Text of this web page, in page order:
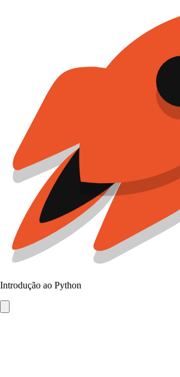
Introdução ao Python